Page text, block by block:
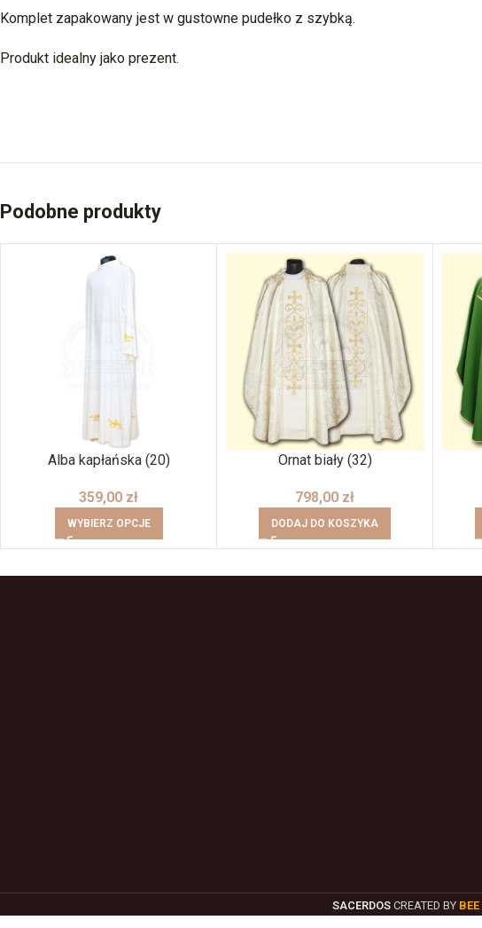
Komplet zapakowany jest w gustowne pudełko z szybką.
Produkt idealny jako prezent.
Podobne produkty
Alba kapłańska (20)
359,00 zł
WYBIERZ OPCJE
Ornat biały (32)
798,00 zł
DODAJ DO KOSZYKA
SACERDOS CREATED BY BEE